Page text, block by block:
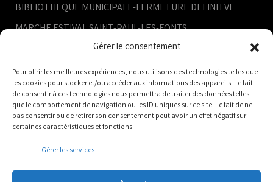
Gérer le consentement
Pour offrir les meilleures expériences, nous utilisons des technologies telles que
les cookies pour stocker et/ou accéder aux informations des appareils. Le fait
de consentir à ces technologies nous permettra de traiter des données telles
que le comportement de navigation ou les ID uniques sur ce site. Le fait de ne
pas consentir ou de retirer son consentement peut avoir un effet négatif sur
certaines caractéristiques et fonctions.
Gérer les services
BIBLIOTHEQUE MUNICIPALE-FERMETURE DEFINITVE
MARCHE ESTIVAL SAINT-PAUL-LES-FONTS
RETRAITE AUX FLAMBEAUX
CONSEIL MUNICIPAL- 9 JUILLET